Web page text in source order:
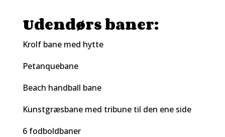
Udendørs baner:
Krolf bane med hytte
Petanquebane
Beach handball bane
Kunstgræsbane med tribune til den ene side
6 fodboldbaner